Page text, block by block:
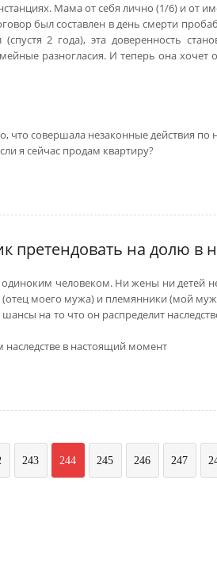
Мама от себя лично (1/6) и от
был составлен в день смерти
2 года), эта доверенность
разногласия. И теперь она хочет
что совершала незаконные действия по
я сейчас продам квартиру?
претендовать на долю в
человеком. Ни жены ни детей
моего мужа) и племянники (мой муж
шансы на то что он распределит
в настоящий момент
243 244 245 246 247